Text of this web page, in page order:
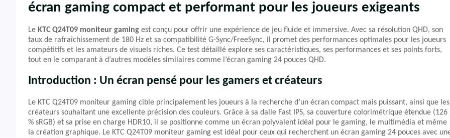
écran gaming compact et performant pour les joueurs exigeants
Le KTC Q24T09 moniteur gaming est conçu pour offrir une expérience de jeu fluide et immersive. Avec sa résolution QHD, son
taux de rafraîchissement de 180 Hz et sa compatibilité G-Sync/FreeSync, il promet des performances optimales pour les joueurs
compétitifs et les amateurs de visuels riches. Ce test détaillé explore ses caractéristiques, ses performances et ses points forts,
tout en le comparant à d’autres modèles similaires comme l’écran gaming 24 pouces QHD.
Introduction : Un écran pensé pour les gamers et créateurs
Le KTC Q24T09 moniteur gaming cible principalement les joueurs à la recherche d’un écran compact mais puissant, ainsi que les
créateurs souhaitant une excellente précision des couleurs. Grâce à sa dalle Fast IPS, sa couverture colorimétrique étendue (126
% sRGB) et sa prise en charge HDR10, il se positionne comme un écran polyvalent idéal pour le gaming, le multimédia et même
la création graphique. Le KTC Q24T09 moniteur gaming est idéal pour ceux qui recherchent un écran gaming 24 pouces avec